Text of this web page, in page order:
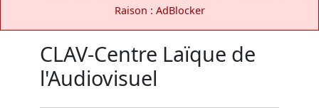
Raison : AdBlocker
CLAV-Centre Laïque de
l'Audiovisuel